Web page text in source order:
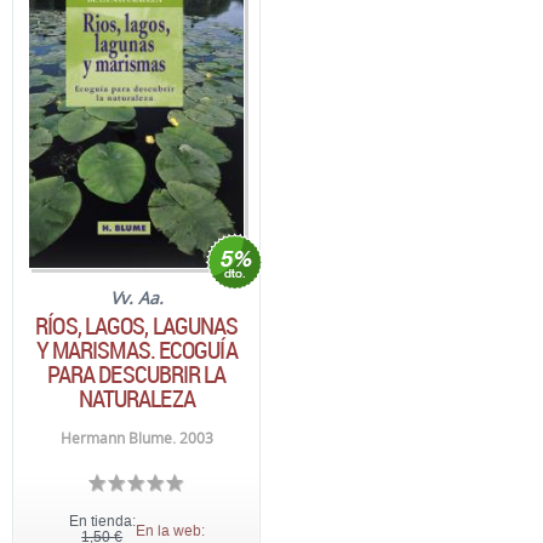
Vv. Aa.
RÍOS, LAGOS, LAGUNAS
Y MARISMAS. ECOGUÍA
PARA DESCUBRIR LA
NATURALEZA
Hermann Blume. 2003
En tienda:
1,50 €
En la web: